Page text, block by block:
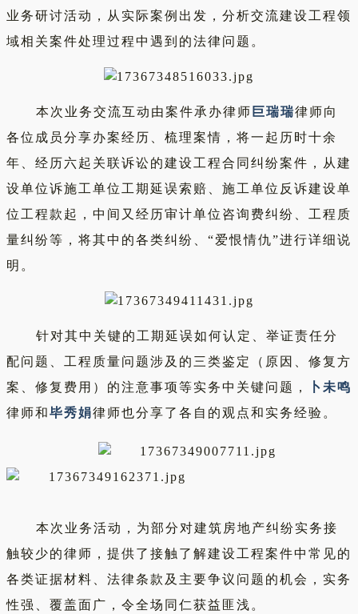
业务研讨活动，从实际案例出发，分析交流建设工程领
域相关案件处理过程中遇到的法律问题。
本次业务交流互动由案件承办律师 巨瑞瑞律师向
各位成员分享办案经历、梳理案情，将一起历时十余
年、经历六起关联诉讼的建设工程合同纠纷案件，从建
设单位诉施工单位工期延误索赔、施工单位反诉建设单
位工程款起，中间又经历审计单位咨询费纠纷、工程质
量纠纷等，将其中的各类纠纷、“爱恨情仇”进行详细说
明。
针对其中关键的工期延误如何认定、举证责任分
配问题、工程质量问题涉及的三类鉴定（原因、修复方
案、修复费用）的注意事项等实务中关键问题，
卜未鸣
律师和毕秀娟律师也分享了各自的观点和实务经验。
本次业务活动，为部分对建筑房地产纠纷实务接
触较少的律师，提供了接触了解建设工程案件中常见的
各类证据材料、法律条款及主要争议问题的机会，实务
性强、覆盖面广，令全场同仁获益匪浅。